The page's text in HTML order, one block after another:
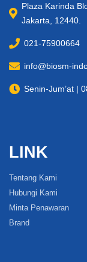
Plaza Karinda
Jakarta, 12440.
021-75900664
info@biosm-
Senin-Jum’at |
LINK
Tentang Kami
Hubungi Kami
Minta Penawaran
Brand